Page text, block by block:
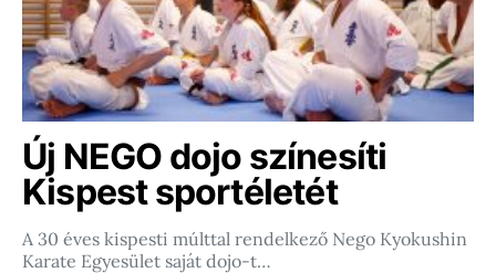
Új NEGO dojo színesíti
Kispest sportéletét
A 30 éves kispesti múlttal rendelkező Nego Kyokushin
Karate Egyesület saját dojo-t…